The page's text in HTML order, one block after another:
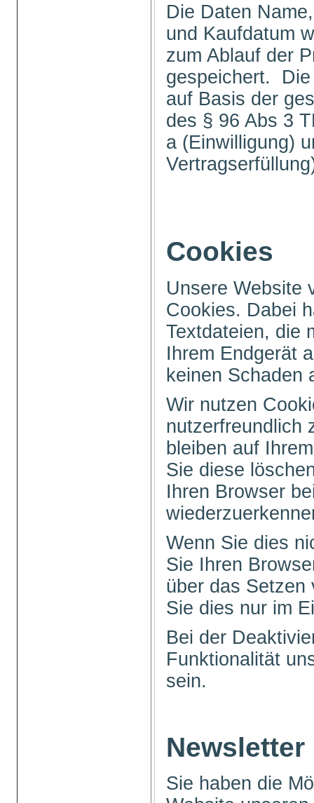
Die Daten
und Kaufdatum
zum Ablauf der
gespeichert.
auf Basis der
des § 96 Abs 3
a (Einwilligung)
Cookies
Unsere Website
Cookies. Dabei
Textdateien, die
Ihrem Endgerät
keinen Schaden
Wir nutzen
nutzerfreundlich
bleiben auf
Sie diese
Ihren Browser
Wenn Sie dies
Sie Ihren
über das Setzen
Sie dies nur im
Bei der
Funktionalität
sein.
Newsletter
Sie haben die